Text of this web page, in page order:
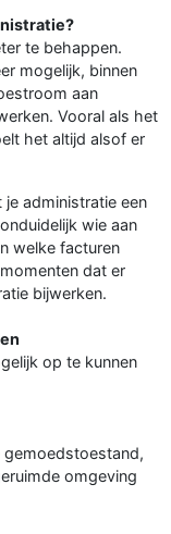
te behappen.
mogelijk, binnen
aan
Vooral als het
het altijd alsof er
administratie een
wie aan
welke facturen
dat er
bijwerken.
op te kunnen
omgeving